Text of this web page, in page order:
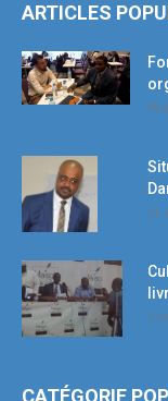
ARTICLES
19
11
5